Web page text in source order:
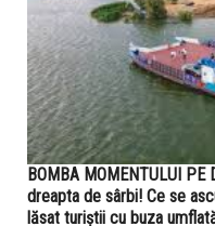
BOMBA MOMENTULUI
dreapta de sârbi! Ce se
lăsat turiștii cu buza